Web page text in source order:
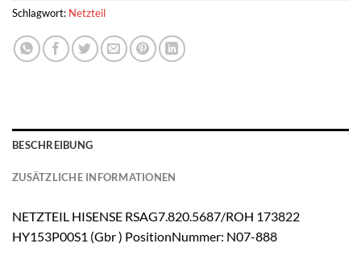
Schlagwort: Netzteil
BESCHREIBUNG
ZUSÄTZLICHE INFORMATIONEN
NETZTEIL HISENSE RSAG7.820.5687/ROH 173822
HY153P00S1 (Gbr ) PositionNummer: N07-888